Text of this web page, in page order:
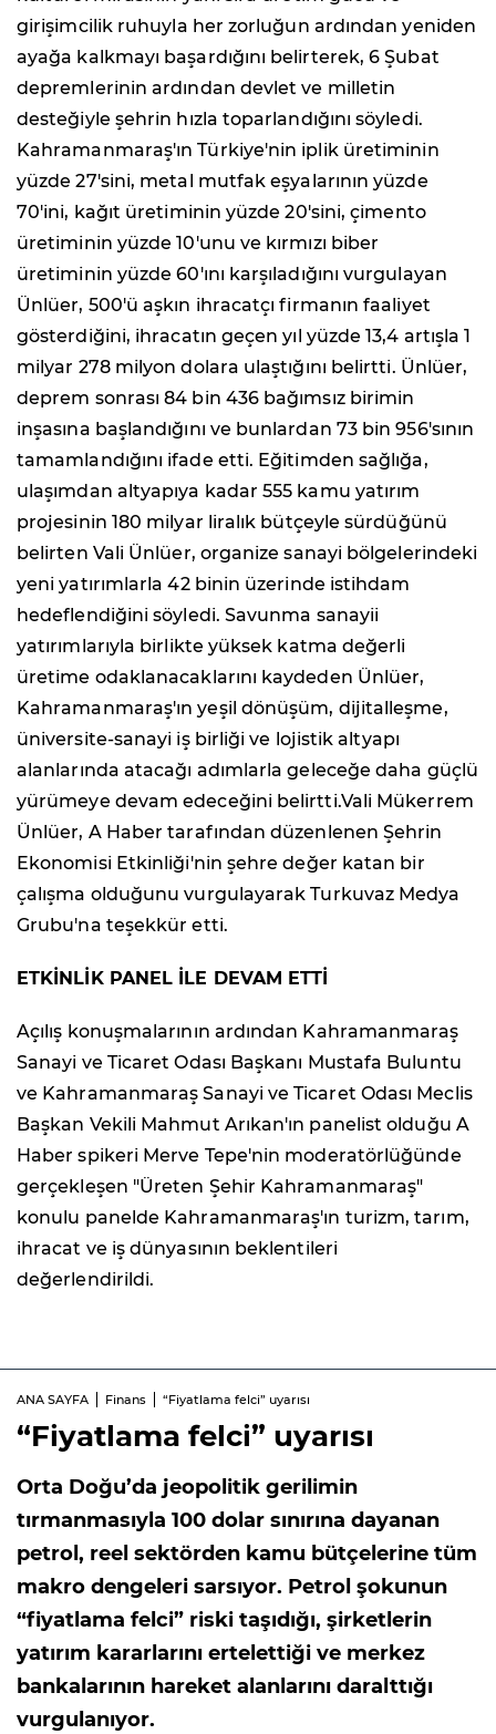
girişimcilik ruhuyla her zorluğun ardından yeniden
ayağa kalkmayı başardığını belirterek, 6 Şubat
depremlerinin ardından devlet ve milletin
desteğiyle şehrin hızla toparlandığını söyledi.
Kahramanmaraş'ın Türkiye'nin iplik üretiminin
yüzde 27'sini, metal mutfak eşyalarının yüzde
70'ini, kağıt üretiminin yüzde 20'sini, çimento
üretiminin yüzde 10'unu ve kırmızı biber
üretiminin yüzde 60'ını karşıladığını vurgulayan
Ünlüer, 500'ü aşkın ihracatçı firmanın faaliyet
gösterdiğini, ihracatın geçen yıl yüzde 13,4 artışla 1
milyar 278 milyon dolara ulaştığını belirtti. Ünlüer,
deprem sonrası 84 bin 436 bağımsız birimin
inşasına başlandığını ve bunlardan 73 bin 956'sının
tamamlandığını ifade etti. Eğitimden sağlığa,
ulaşımdan altyapıya kadar 555 kamu yatırım
projesinin 180 milyar liralık bütçeyle sürdüğünü
belirten Vali Ünlüer, organize sanayi bölgelerindeki
yeni yatırımlarla 42 binin üzerinde istihdam
hedeflendiğini söyledi. Savunma sanayii
yatırımlarıyla birlikte yüksek katma değerli
üretime odaklanacaklarını kaydeden Ünlüer,
Kahramanmaraş'ın yeşil dönüşüm, dijitalleşme,
üniversite-sanayi iş birliği ve lojistik altyapı
alanlarında atacağı adımlarla geleceğe daha güçlü
yürümeye devam edeceğini belirtti.Vali Mükerrem
Ünlüer, A Haber tarafından düzenlenen Şehrin
Ekonomisi Etkinliği'nin şehre değer katan bir
çalışma olduğunu vurgulayarak Turkuvaz Medya
Grubu'na teşekkür etti.
ETKİNLİK PANEL İLE DEVAM ETTİ
Açılış konuşmalarının ardından Kahramanmaraş
Sanayi ve Ticaret Odası Başkanı Mustafa Buluntu
ve Kahramanmaraş Sanayi ve Ticaret Odası Meclis
Başkan Vekili Mahmut Arıkan'ın panelist olduğu A
Haber spikeri Merve Tepe'nin moderatörlüğünde
gerçekleşen "Üreten Şehir Kahramanmaraş"
konulu panelde Kahramanmaraş'ın turizm, tarım,
ihracat ve iş dünyasının beklentileri
değerlendirildi.
ANA SAYFA Finans “Fiyatlama felci” uyarısı
“Fiyatlama felci” uyarısı
Orta Doğu’da jeopolitik gerilimin
tırmanmasıyla 100 dolar sınırına dayanan
petrol, reel sektörden kamu bütçelerine tüm
makro dengeleri sarsıyor. Petrol şokunun
“fiyatlama felci” riski taşıdığı, şirketlerin
yatırım kararlarını ertelettiği ve merkez
bankalarının hareket alanlarını daralttığı
vurgulanıyor.